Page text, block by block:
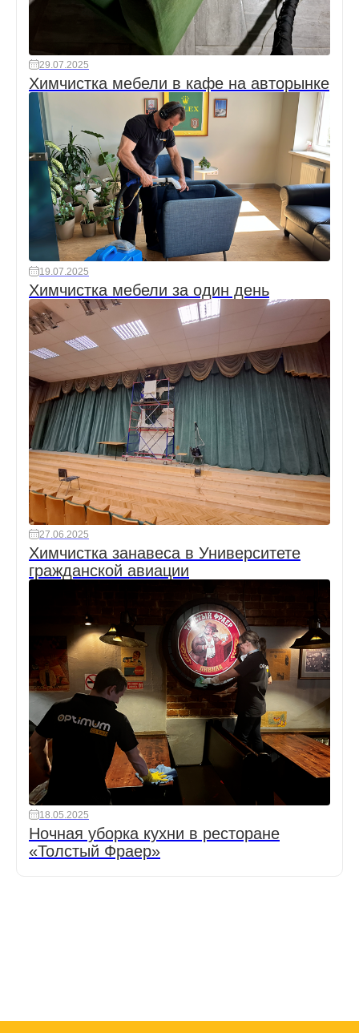
29.07.2025
Химчистка мебели в кафе на авторынке
19.07.2025
Химчистка мебели за один день
27.06.2025
Химчистка занавеса в Университете
гражданской авиации
18.05.2025
Ночная уборка кухни в ресторане
«Толстый Фраер»